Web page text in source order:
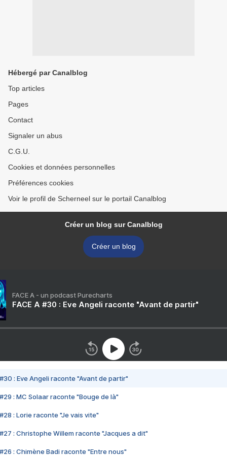
Hébergé par Canalblog
Top articles
Pages
Contact
Signaler un abus
C.G.U.
Cookies et données personnelles
Préférences cookies
Voir le profil de Scherneel sur le portail Canalblog
Créer un blog sur Canalblog
Créer un blog
FACE A - un podcast Purecharts
FACE A #30 : Eve Angeli raconte "Avant de partir"
#30 : Eve Angeli raconte "Avant de partir"
#29 : MC Solaar raconte "Bouge de là"
#28 : Lorie raconte "Je vais vite"
#27 : Christophe Willem raconte "Jacques a dit"
#26 : Chimène Badi raconte "Entre nous"